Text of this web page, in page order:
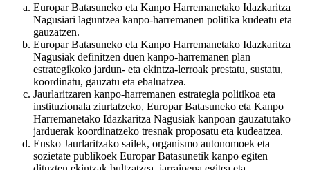
Europar Batasuneko eta Kanpo Harremanetako Idazkaritza
Nagusiari laguntzea kanpo-harremanen politika kudeatu eta
gauzatzen.
Europar Batasuneko eta Kanpo Harremanetako Idazkaritza
Nagusiak definitzen duen kanpo-harremanen plan
estrategikoko jardun- eta ekintza-lerroak prestatu, sustatu,
koordinatu, gauzatu eta ebaluatzea.
Jaurlaritzaren kanpo-harremanen estrategia politikoa eta
instituzionala ziurtatzeko, Europar Batasuneko eta Kanpo
Harremanetako Idazkaritza Nagusiak kanpoan gauzatutako
jarduerak koordinatzeko tresnak proposatu eta kudeatzea.
Eusko Jaurlaritzako sailek, organismo autonomoek eta
sozietate publikoek Europar Batasunetik kanpo egiten